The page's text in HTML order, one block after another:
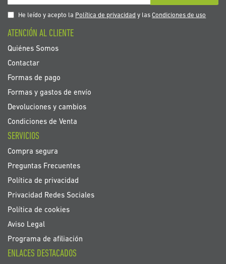
a
nuestro
de
noticias:
He leído y acepto la Política de privacidad y lasCondiciones de uso
ATENCIÓN AL CLIENTE
Quiénes Somos
Contactar
Formas de pago
Formas y gastos de envío
Devoluciones y cambios
Condiciones de Venta
SERVICIOS
Compra segura
Preguntas Frecuentes
Política de privacidad
Privacidad Redes Sociales
Política de cookies
Aviso Legal
Programa de afiliación
ENLACES DESTACADOS